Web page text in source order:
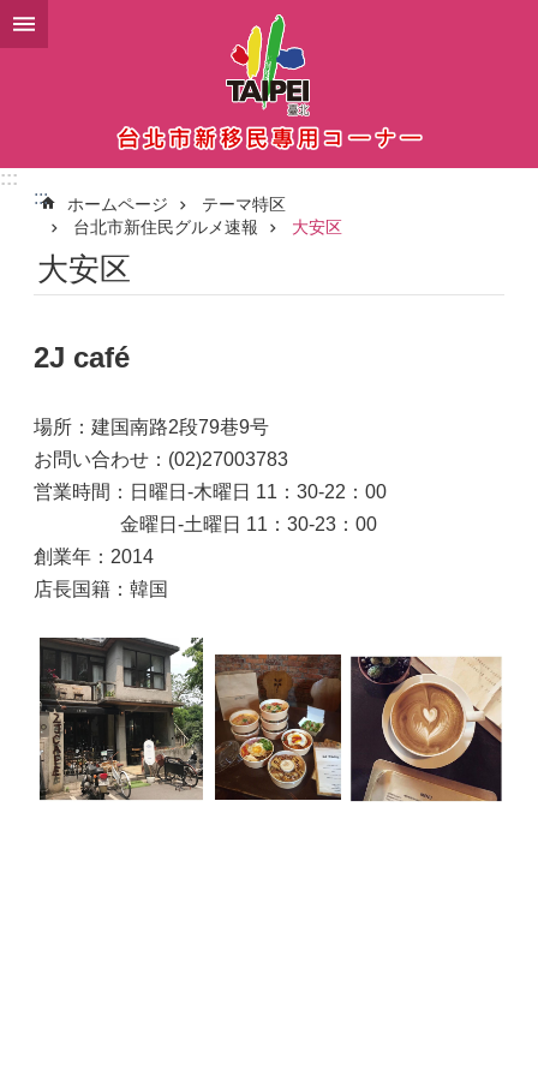
メインコンテンツブロックにスキップ
:::
:::
ホームページ
テーマ特区
台北市新住民グルメ速報
大安区
大安区
2J café
場所：建国南路2段79巷9号
お問い合わせ：(02)27003783
営業時間：日曜日‐木曜日 11：30-22：00
金曜日‐土曜日 11：30-23：00
創業年：2014
店長国籍：韓国